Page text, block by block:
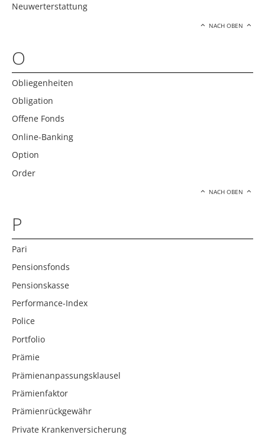
Neuwerterstattung
NACH OBEN
O
Obliegenheiten
Obligation
Offene Fonds
Online-Banking
Option
Order
NACH OBEN
P
Pari
Pensionsfonds
Pensionskasse
Performance-Index
Police
Portfolio
Prämie
Prämienanpassungsklausel
Prämienfaktor
Prämienrückgewähr
Private Krankenversicherung